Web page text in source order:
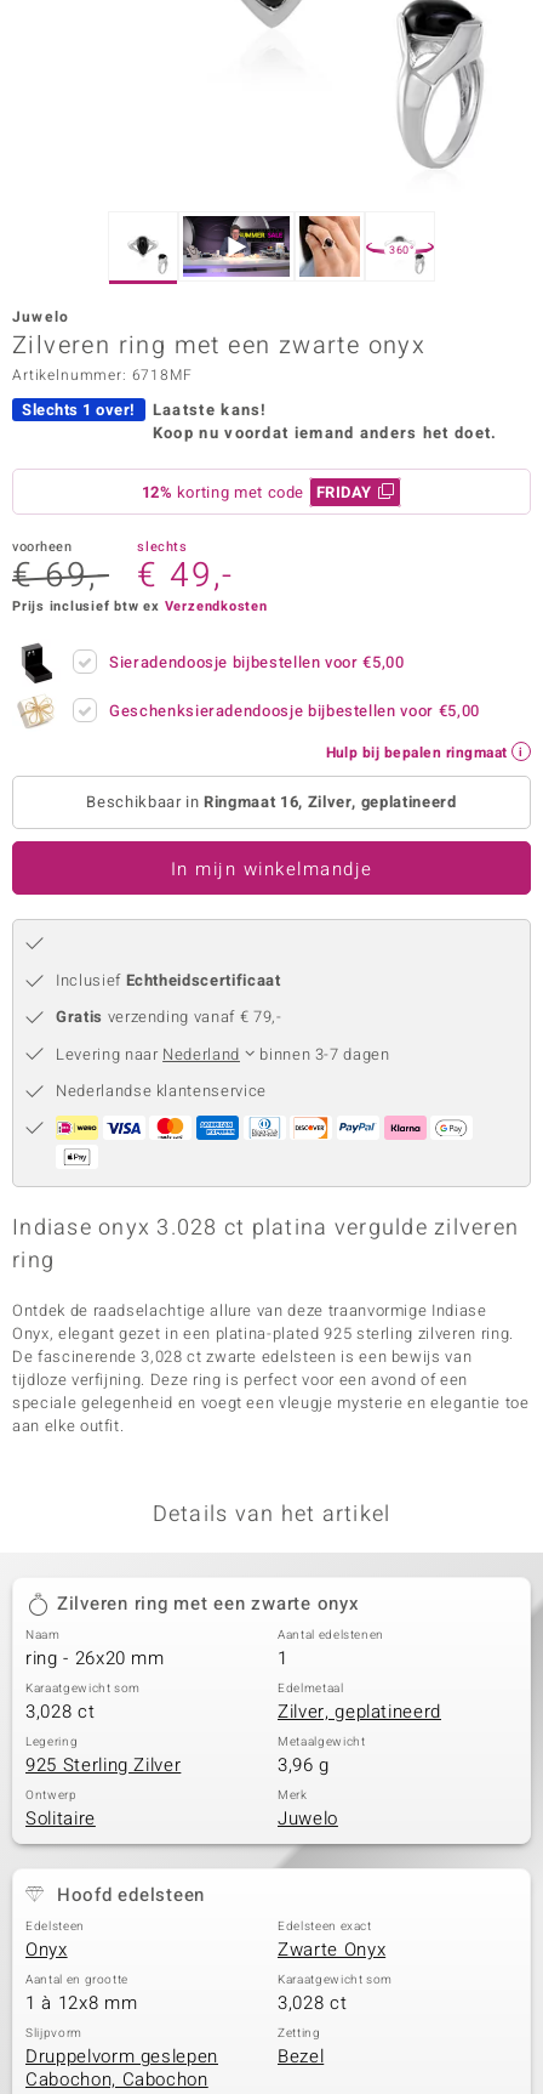
Vogue
in Italy
Paraíso
Collection
360°
Juwelo
Zilveren ring met een zwarte onyx
Artikelnummer: 6718MF
Slechts 1 over!
Laatste kans!
Koop nu voordat iemand anders het doet.
12% korting met code FRIDAY
voorheen
€ 69,-
slechts
€ 49,-
Prijs inclusief btw ex Verzendkosten
Sieradendoosje bijbestellen voor€5,00
Geschenksieradendoosje bijbestellen voor €5,00
Hulp bij bepalen ringmaat
Beschikbaar inRingmaat 16, Zilver, geplatineerd
In mijn winkelmandje
Inclusief Echtheidscertificaat
Gratis verzending vanaf € 79,-
Levering naar Nederland
binnen 3-7 dagen
Nederlandse klantenservice
Indiase onyx 3.028 ct platina vergulde zilveren
ring
Ontdek de raadselachtige allure van deze traanvormige Indiase
Onyx, elegant gezet in een platina-plated 925 sterling zilveren ring.
De fascinerende 3,028 ct zwarte edelsteen is een bewijs van
tijdloze verfijning. Deze ring is perfect voor een avond of een
speciale gelegenheid en voegt een vleugje mysterie en elegantie toe
aan elke outfit.
Details van het artikel
Zilveren ring met een zwarte onyx
Naam
ring - 26x20 mm
Aantal edelstenen
1
Karaatgewicht som
3,028 ct
Edelmetaal
Zilver, geplatineerd
Legering
925 Sterling Zilver
Metaalgewicht
3,96 g
Ontwerp
Solitaire
Merk
Juwelo
Hoofd edelsteen
Edelsteen
Onyx
Edelsteen exact
Zwarte Onyx
Aantal en grootte
1 à 12x8 mm
Karaatgewicht som
3,028 ct
Slijpvorm
Druppelvorm geslepen
Cabochon, Cabochon
Zetting
Bezel